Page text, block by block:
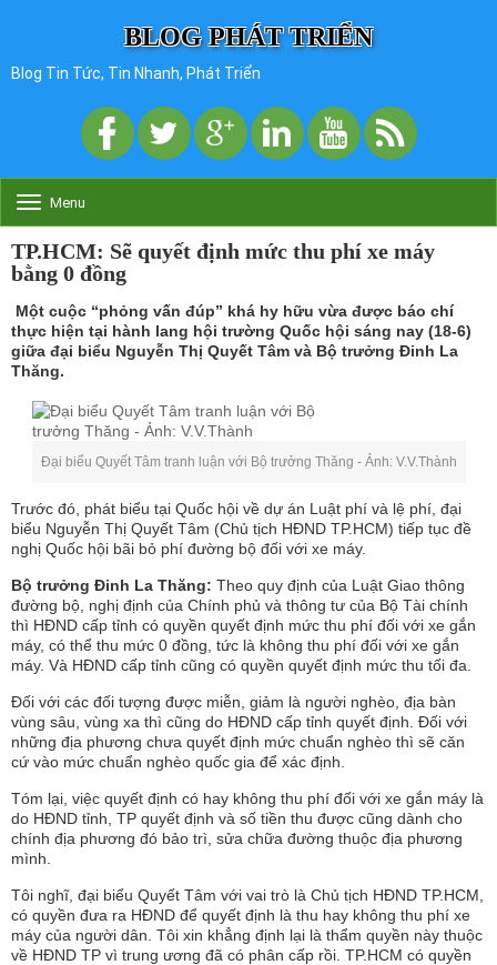
BLOG PHÁT TRIỂN
Blog Tin Tức, Tin Nhanh, Phát Triển
o
g
e
n
a
g
a
n
Menu
TP.HCM: Sẽ quyết định mức thu phí xe máy
bằng 0 đồng
Một cuộc “phỏng vấn đúp” khá hy hữu vừa được báo chí
thực hiện tại hành lang hội trường Quốc hội sáng nay (18-6)
giữa đại biểu Nguyễn Thị Quyết Tâm và Bộ trưởng Đinh La
Thăng.
Đại biểu Quyết Tâm tranh luận với Bộ trưởng Thăng - Ảnh: V.V.Thành
Trước đó, phát biểu tại Quốc hội về dự án Luật phí và lệ phí, đại
biểu Nguyễn Thị Quyết Tâm (Chủ tịch HĐND TP.HCM) tiếp tục đề
nghị Quốc hội bãi bỏ phí đường bộ đối với xe máy.
Bộ trưởng Đinh La Thăng: Theo quy định của Luật Giao thông
đường bộ, nghị định của Chính phủ và thông tư của Bộ Tài chính
thì HĐND cấp tỉnh có quyền quyết định mức thu phí đối với xe gắn
máy, có thể thu mức 0 đồng, tức là không thu phí đối với xe gắn
máy. Và HĐND cấp tỉnh cũng có quyền quyết định mức thu tối đa.
Đối với các đối tượng được miễn, giảm là người nghèo, địa bàn
vùng sâu, vùng xa thì cũng do HĐND cấp tỉnh quyết định. Đối với
những địa phương chưa quyết định mức chuẩn nghèo thì sẽ căn
cứ vào mức chuẩn nghèo quốc gia để xác định.
Tóm lại, việc quyết định có hay không thu phí đối với xe gắn máy là
do HĐND tỉnh, TP quyết định và số tiền thu được cũng dành cho
chính địa phương đó bảo trì, sửa chữa đường thuộc địa phương
mình.
Tôi nghĩ, đại biểu Quyết Tâm với vai trò là Chủ tịch HĐND TP.HCM,
có quyền đưa ra HĐND để quyết định là thu hay không thu phí xe
máy của người dân. Tôi xin khẳng định lại là thẩm quyền này thuộc
về HĐND TP vì trung ương đã có phân cấp rồi. TP.HCM có quyền